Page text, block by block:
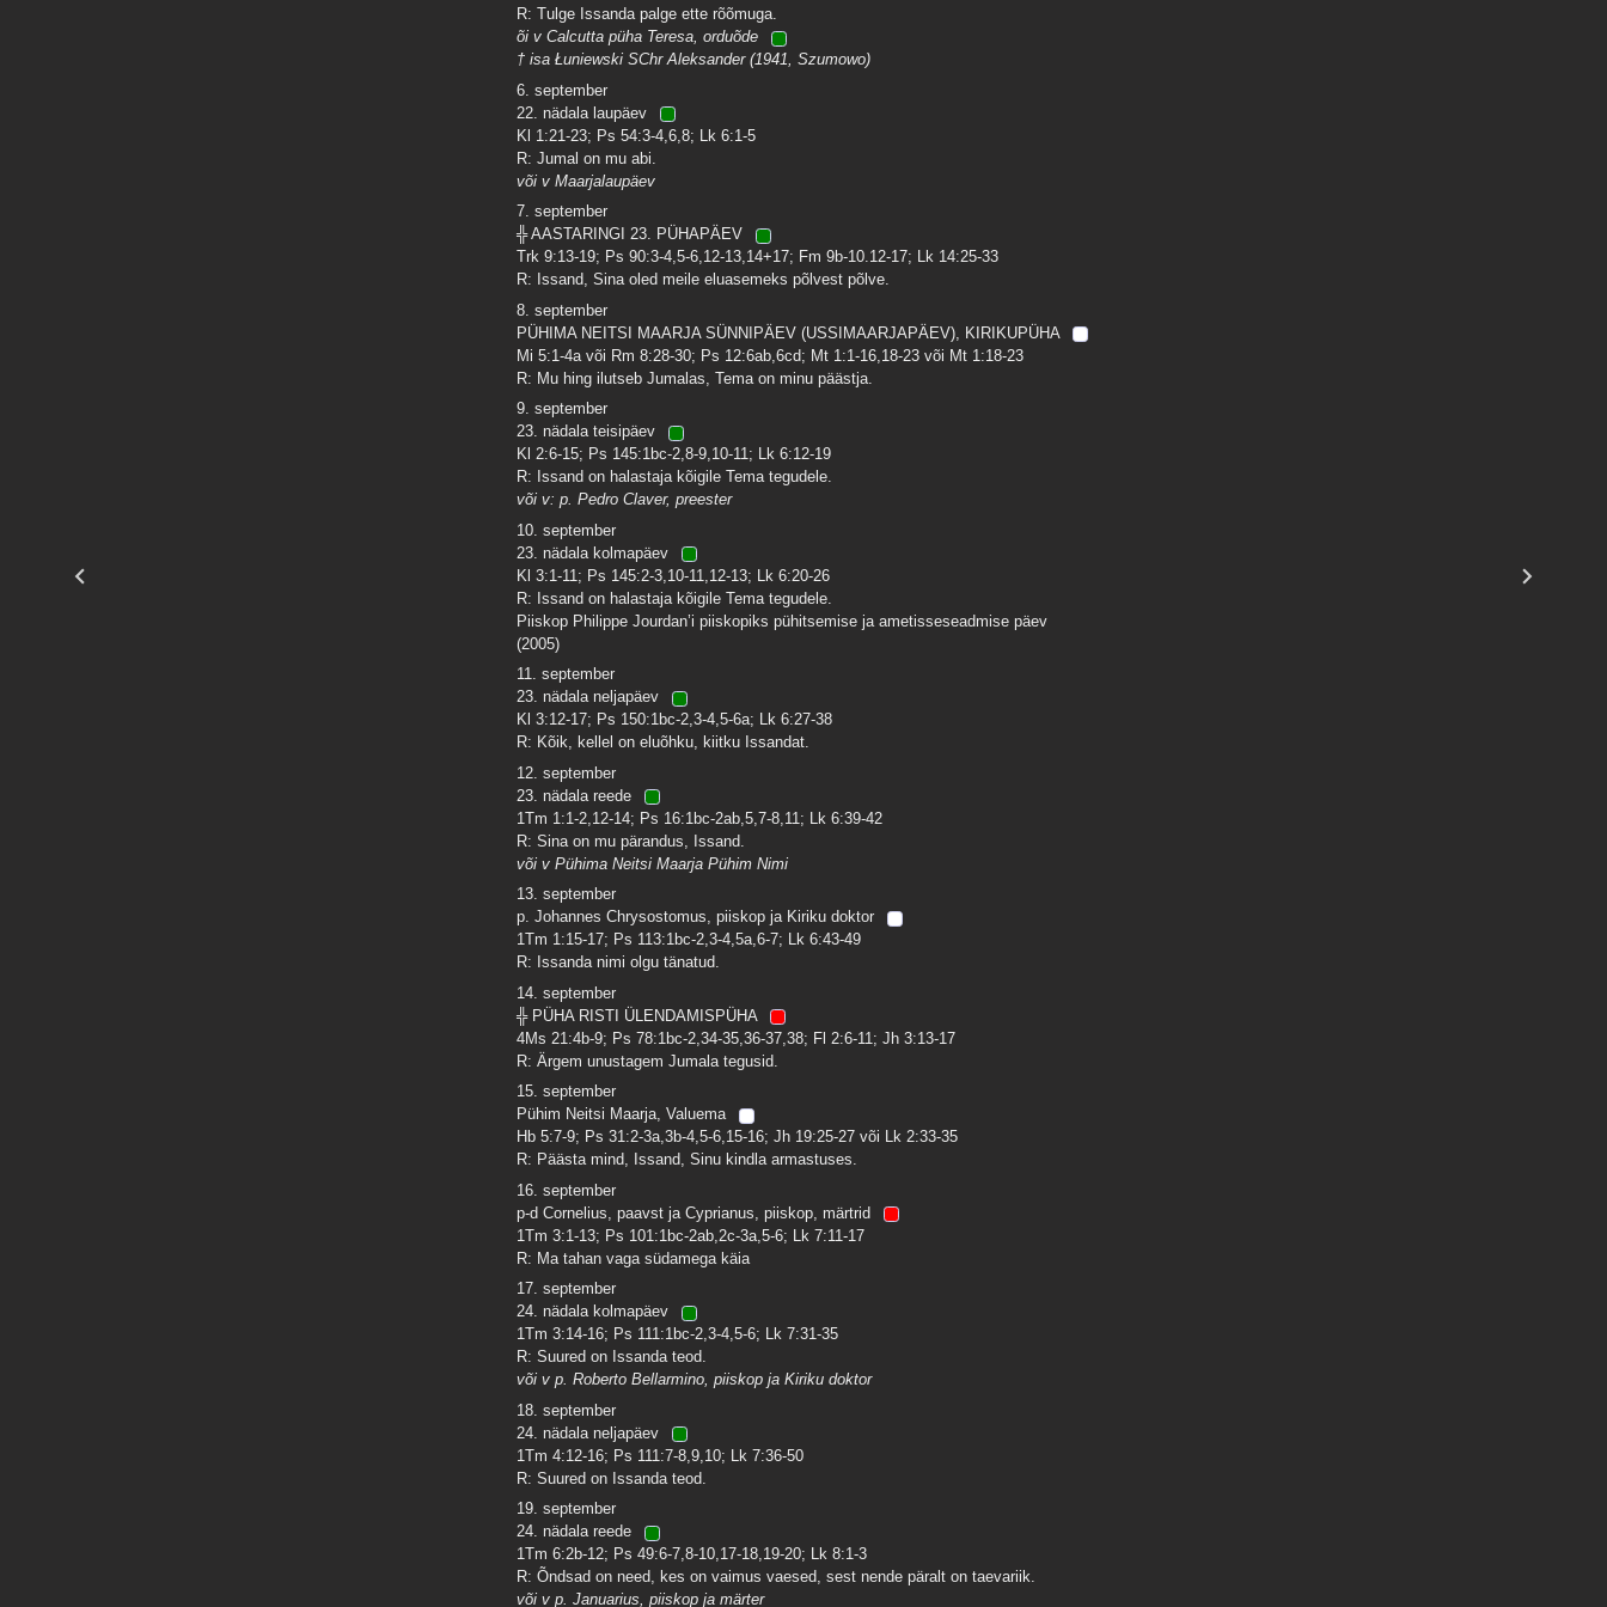
R: Tulge Issanda palge ette rõõmuga.
õi v Calcutta püha Teresa, orduõde
† isa Łuniewski SChr Aleksander (1941, Szumowo)
6. september
22. nädala laupäev
Kl 1:21-23; Ps 54:3-4,6,8; Lk 6:1-5
R: Jumal on mu abi.
või v Maarjalaupäev
7. september
╬ AASTARINGI 23. PÜHAPÄEV
Trk 9:13-19; Ps 90:3-4,5-6,12-13,14+17; Fm 9b-10.12-17; Lk 14:25-33
R: Issand, Sina oled meile eluasemeks põlvest põlve.
8. september
PÜHIMA NEITSI MAARJA SÜNNIPÄEV (USSIMAARJAPÄEV), KIRIKUPÜHA
Mi 5:1-4a või Rm 8:28-30; Ps 12:6ab,6cd; Mt 1:1-16,18-23 või Mt 1:18-23
R: Mu hing ilutseb Jumalas, Tema on minu päästja.
9. september
23. nädala teisipäev
Kl 2:6-15; Ps 145:1bc-2,8-9,10-11; Lk 6:12-19
R: Issand on halastaja kõigile Tema tegudele.
või v: p. Pedro Claver, preester
10. september
23. nädala kolmapäev
Kl 3:1-11; Ps 145:2-3,10-11,12-13; Lk 6:20-26
R: Issand on halastaja kõigile Tema tegudele.
Piiskop Philippe Jourdan’i piiskopiks pühitsemise ja ametisseseadmise päev
(2005)
11. september
23. nädala neljapäev
Kl 3:12-17; Ps 150:1bc-2,3-4,5-6a; Lk 6:27-38
R: Kõik, kellel on eluõhku, kiitku Issandat.
12. september
23. nädala reede
1Tm 1:1-2,12-14; Ps 16:1bc-2ab,5,7-8,11; Lk 6:39-42
R: Sina on mu pärandus, Issand.
või v Pühima Neitsi Maarja Pühim Nimi
13. september
p. Johannes Chrysostomus, piiskop ja Kiriku doktor
1Tm 1:15-17; Ps 113:1bc-2,3-4,5a,6-7; Lk 6:43-49
R: Issanda nimi olgu tänatud.
14. september
╬ PÜHA RISTI ÜLENDAMISPÜHA
4Ms 21:4b-9; Ps 78:1bc-2,34-35,36-37,38; Fl 2:6-11; Jh 3:13-17
R: Ärgem unustagem Jumala tegusid.
15. september
Pühim Neitsi Maarja, Valuema
Hb 5:7-9; Ps 31:2-3a,3b-4,5-6,15-16; Jh 19:25-27 või Lk 2:33-35
R: Päästa mind, Issand, Sinu kindla armastuses.
16. september
p-d Cornelius, paavst ja Cyprianus, piiskop, märtrid
1Tm 3:1-13; Ps 101:1bc-2ab,2c-3a,5-6; Lk 7:11-17
R: Ma tahan vaga südamega käia
17. september
24. nädala kolmapäev
1Tm 3:14-16; Ps 111:1bc-2,3-4,5-6; Lk 7:31-35
R: Suured on Issanda teod.
või v p. Roberto Bellarmino, piiskop ja Kiriku doktor
18. september
24. nädala neljapäev
1Tm 4:12-16; Ps 111:7-8,9,10; Lk 7:36-50
R: Suured on Issanda teod.
19. september
24. nädala reede
1Tm 6:2b-12; Ps 49:6-7,8-10,17-18,19-20; Lk 8:1-3
R: Õndsad on need, kes on vaimus vaesed, sest nende päralt on taevariik.
või v p. Januarius, piiskop ja märter